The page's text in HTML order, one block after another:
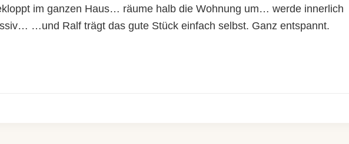
im ganzen Haus… räume halb die Wohnung um… werde innerlich
…und Ralf trägt das gute Stück einfach selbst. Ganz entspannt.